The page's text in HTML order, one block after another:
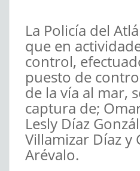
La Policía del
que en
control,
puesto de
de la vía al mar,
captura de;
Lesly Díaz
Villamizar Díaz y
Arévalo.